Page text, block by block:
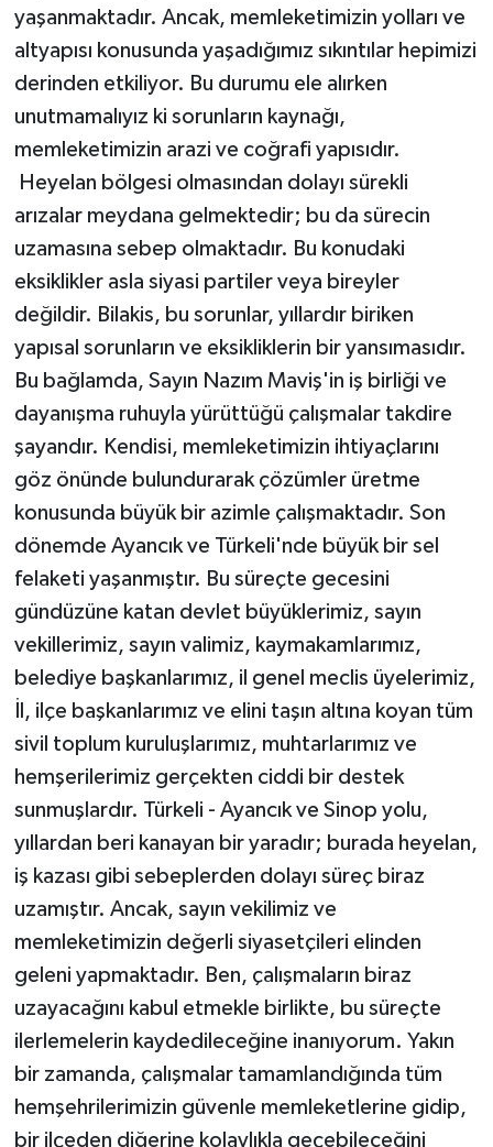
yaşanmaktadır. Ancak, memleketimizin yolları ve
altyapısı konusunda yaşadığımız sıkıntılar hepimizi
derinden etkiliyor. Bu durumu ele alırken
unutmamalıyız ki sorunların kaynağı,
memleketimizin arazi ve coğrafi yapısıdır.
Heyelan bölgesi olmasından dolayı sürekli
arızalar meydana gelmektedir; bu da sürecin
uzamasına sebep olmaktadır. Bu konudaki
eksiklikler asla siyasi partiler veya bireyler
değildir. Bilakis, bu sorunlar, yıllardır biriken
yapısal sorunların ve eksikliklerin bir yansımasıdır.
Bu bağlamda, Sayın Nazım Maviş'in iş birliği ve
dayanışma ruhuyla yürüttüğü çalışmalar takdire
şayandır. Kendisi, memleketimizin ihtiyaçlarını
göz önünde bulundurarak çözümler üretme
konusunda büyük bir azimle çalışmaktadır. Son
dönemde Ayancık ve Türkeli'nde büyük bir sel
felaketi yaşanmıştır. Bu süreçte gecesini
gündüzüne katan devlet büyüklerimiz, sayın
vekillerimiz, sayın valimiz, kaymakamlarımız,
belediye başkanlarımız, il genel meclis üyelerimiz,
İl, ilçe başkanlarımız ve elini taşın altına koyan tüm
sivil toplum kuruluşlarımız, muhtarlarımız ve
hemşerilerimiz gerçekten ciddi bir destek
sunmuşlardır. Türkeli - Ayancık ve Sinop yolu,
yıllardan beri kanayan bir yaradır; burada heyelan,
iş kazası gibi sebeplerden dolayı süreç biraz
uzamıştır. Ancak, sayın vekilimiz ve
memleketimizin değerli siyasetçileri elinden
geleni yapmaktadır. Ben, çalışmaların biraz
uzayacağını kabul etmekle birlikte, bu süreçte
ilerlemelerin kaydedileceğine inanıyorum. Yakın
bir zamanda, çalışmalar tamamlandığında tüm
hemşehrilerimizin güvenle memleketlerine gidip,
bir ilçeden diğerine kolaylıkla geçebileceğini